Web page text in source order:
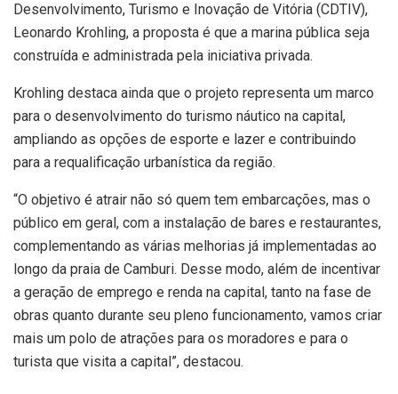
Desenvolvimento, Turismo e Inovação de Vitória (CDTIV),
Leonardo Krohling, a proposta é que a marina pública seja
construída e administrada pela iniciativa privada.
Krohling destaca ainda que o projeto representa um marco
para o desenvolvimento do turismo náutico na capital,
ampliando as opções de esporte e lazer e contribuindo
para a requalificação urbanística da região.
“O objetivo é atrair não só quem tem embarcações, mas o
público em geral, com a instalação de bares e restaurantes,
complementando as várias melhorias já implementadas ao
longo da praia de Camburi. Desse modo, além de incentivar
a geração de emprego e renda na capital, tanto na fase de
obras quanto durante seu pleno funcionamento, vamos criar
mais um polo de atrações para os moradores e para o
turista que visita a capital”, destacou.